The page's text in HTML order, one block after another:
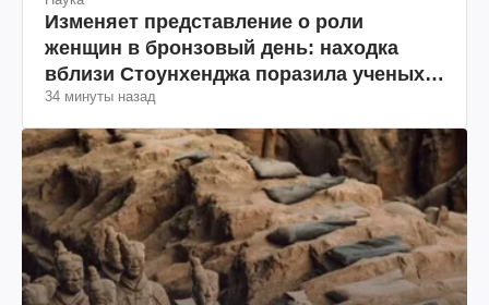
Изменяет представление о роли
женщин в бронзовый день: находка
вблизи Стоунхенджа поразила ученых
(фото)
34 минуты назад